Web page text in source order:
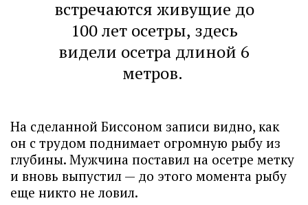
встречаются живущие до
100 лет осетры, здесь
видели осетра длиной 6
метров.
На сделанной Биссоном записи видно, как
он с трудом поднимает огромную рыбу из
глубины. Мужчина поставил на осетре метку
и вновь выпустил — до этого момента рыбу
еще никто не ловил.